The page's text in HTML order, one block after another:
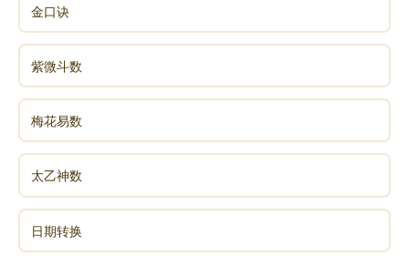
金口诀
紫微斗数
梅花易数
太乙神数
日期转换